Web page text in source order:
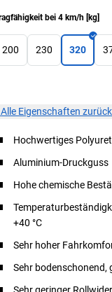
bei 4 km/h [kg]
200 230 320
Alle Eigenschaften
Hochwertiges
Aluminium-Druckguss
Hohe chemische
+40 °C
Sehr hoher
Sehr
Sehr geringer